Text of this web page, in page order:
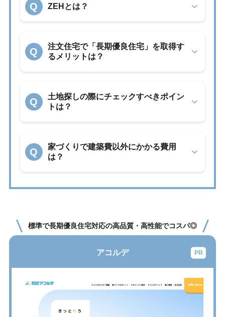
Q ZEHとは？
Q
注文住宅で「長期優良住宅」を取得す
るメリットは？
Q
土地探しの際にチェックすべきポイン
トは？
Q
家づくりで建築費以外にかかる費用
は？
標準で長期優良住宅対応の高品質・高性能でコスパ◎
アコルデ